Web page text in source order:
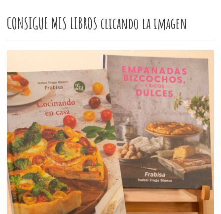
CONSIGUE MIS LIBROS clicando la imagen